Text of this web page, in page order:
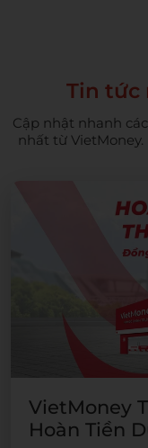
Tin tức
Cập nhật nhanh
nhất từ
VietMoney
Hoàn Tiền